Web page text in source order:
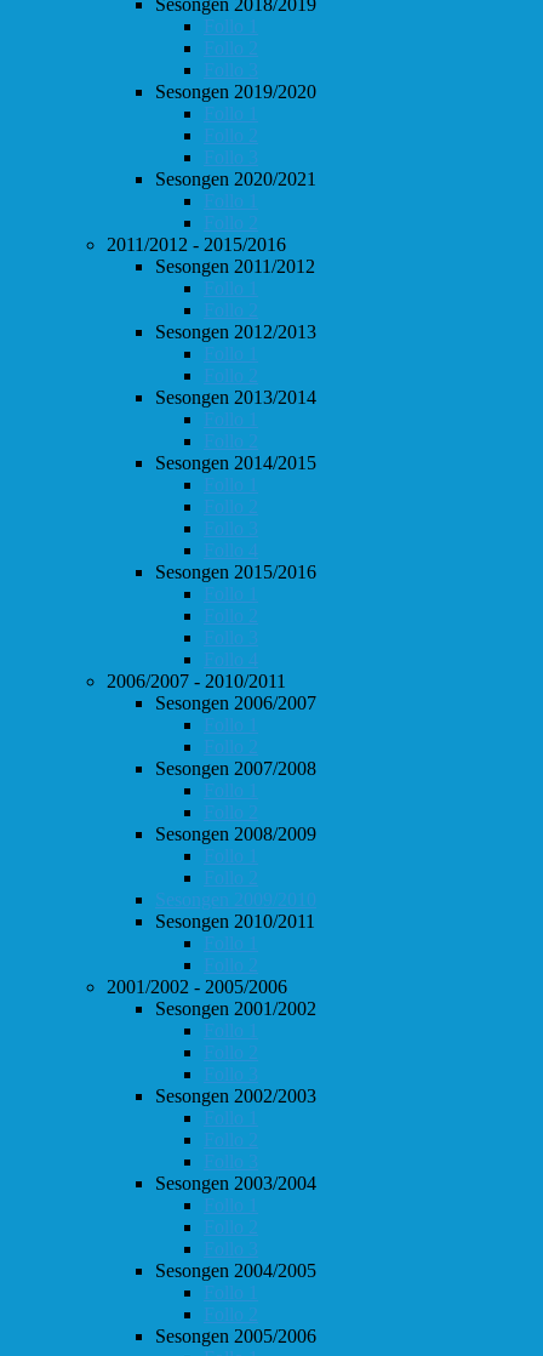
Follo 1
Follo 2
Follo 3
Sesongen 2019/2020
Follo 1
Follo 2
Follo 3
Sesongen 2020/2021
Follo 1
Follo 2
2011/2012 - 2015/2016
Sesongen 2011/2012
Follo 1
Follo 2
Sesongen 2012/2013
Follo 1
Follo 2
Sesongen 2013/2014
Follo 1
Follo 2
Sesongen 2014/2015
Follo 1
Follo 2
Follo 3
Follo 4
Sesongen 2015/2016
Follo 1
Follo 2
Follo 3
Follo 4
2006/2007 - 2010/2011
Sesongen 2006/2007
Follo 1
Follo 2
Sesongen 2007/2008
Follo 1
Follo 2
Sesongen 2008/2009
Follo 1
Follo 2
Sesongen 2009/2010
Sesongen 2010/2011
Follo 1
Follo 2
2001/2002 - 2005/2006
Sesongen 2001/2002
Follo 1
Follo 2
Follo 3
Sesongen 2002/2003
Follo 1
Follo 2
Follo 3
Sesongen 2003/2004
Follo 1
Follo 2
Follo 3
Sesongen 2004/2005
Follo 1
Follo 2
Sesongen 2005/2006